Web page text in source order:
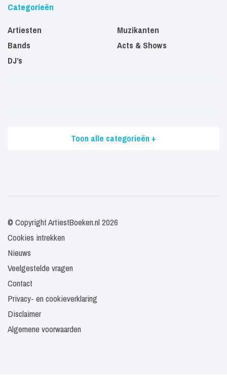
Categorieën
Artiesten
Bands
DJ’s
Muzikanten
Acts & Shows
Toon alle categorieën +
© Copyright ArtiestBoeken.nl 2026
Cookies intrekken
Nieuws
Veelgestelde vragen
Contact
Privacy- en cookieverklaring
Disclaimer
Algemene voorwaarden